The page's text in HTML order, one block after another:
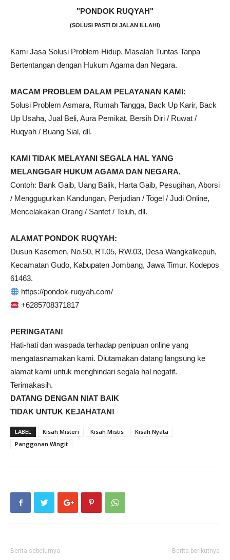
"PONDOK RUQYAH"
(SOLUSI PASTI DI JALAN ILLAHI)
Kami Jasa Solusi Problem Hidup. Masalah Tuntas Tanpa
Bertentangan dengan Hukum Agama dan Negara.
MACAM PROBLEM DALAM PELAYANAN KAMI:
Solusi Problem Asmara, Rumah Tangga, Back Up Karir, Back
Up Usaha, Jual Beli, Aura Pemikat, Bersih Diri / Ruwat /
Ruqyah / Buang Sial, dll.
KAMI TIDAK MELAYANI SEGALA HAL YANG
MELANGGAR HUKUM AGAMA DAN NEGARA.
Contoh: Bank Gaib, Uang Balik, Harta Gaib, Pesugihan, Aborsi
/ Menggugurkan Kandungan, Perjudian / Togel / Judi Online,
Mencelakakan Orang / Santet / Teluh, dll.
ALAMAT PONDOK RUQYAH:
Dusun Kasemen, No.50, RT.05, RW.03, Desa Wangkalkepuh,
Kecamatan Gudo, Kabupaten Jombang, Jawa Timur. Kodepos
61463.
https://pondok-ruqyah.com/
+6285708371817
PERINGATAN!
Hati-hati dan waspada terhadap penipuan online yang
mengatasnamakan kami. Diutamakan datang langsung ke
alamat kami untuk menghindari segala hal negatif.
Terimakasih.
DATANG DENGAN NIAT BAIK
TIDAK UNTUK KEJAHATAN!
LABEL Kisah Misteri Kisah Mistis
Kisah Nyata
Panggonan Wingit
Berita sebelumya Berita berikutnya